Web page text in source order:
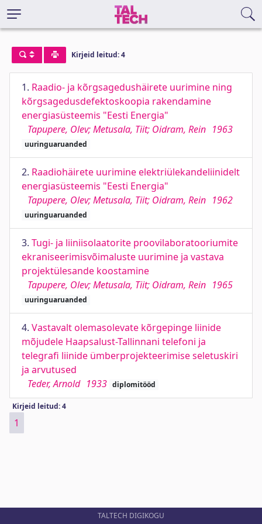
Kirjeid leitud: 4
1. Raadio- ja kõrgsagedushäirete uurimine ning
kõrgsagedusdefektoskoopia rakendamine
energiasüsteemis "Eesti Energia"
Tapupere, Olev; Metusala, Tiit; Oidram, Rein 1963
uuringuaruanded
2. Raadiohäirete uurimine elektriülekandeliinidelt
energiasüsteemis "Eesti Energia"
Tapupere, Olev; Metusala, Tiit; Oidram, Rein 1962
uuringuaruanded
3. Tugi- ja liiniisolaatorite proovilaboratooriumite
ekraniseerimisvõimaluste uurimine ja vastava
projektülesande koostamine
Tapupere, Olev; Metusala, Tiit; Oidram, Rein 1965
uuringuaruanded
4. Vastavalt olemasolevate kõrgepinge liinide
mõjudele Haapsalust-Tallinnani telefoni ja
telegrafi liinide ümberprojekteerimise seletuskiri
ja arvutused
Teder, Arnold 1933 diplomitööd
Kirjeid leitud: 4
1
TALTECH DIGIKOGU